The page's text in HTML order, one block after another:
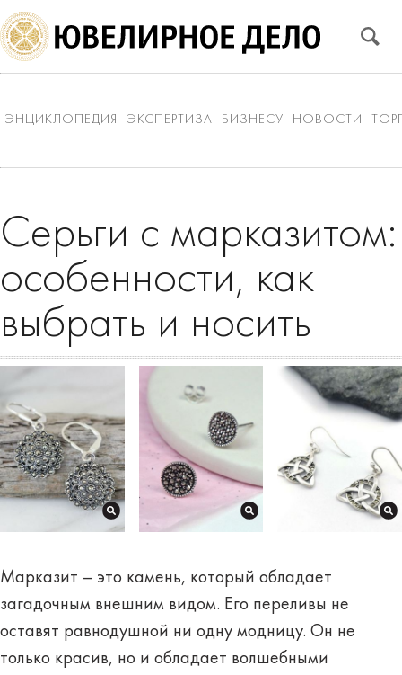
ЭНЦИКЛОПЕДИЯ ЭКСПЕРТИЗА БИЗНЕСУ НОВОСТИ
Серьги с марказитом:
особенности, как
выбрать и носить
Марказит – это камень, который обладает
загадочным внешним видом. Его переливы не
оставят равнодушной ни одну модницу. Он не
только красив, но и обладает волшебными